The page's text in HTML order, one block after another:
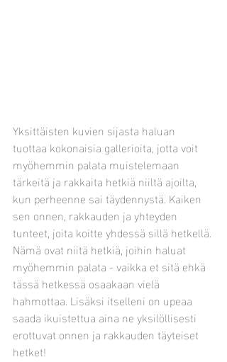
Yksittäisten kuvien sijasta haluan
tuottaa kokonaisia gallerioita, jotta voit
myöhemmin palata muistelemaan
tärkeitä ja rakkaita hetkiä niiltä ajoilta,
kun perheenne sai täydennystä. Kaiken
sen onnen, rakkauden ja yhteyden
tunteet, joita koitte yhdessä sillä hetkellä.
Nämä ovat niitä hetkiä, joihin haluat
myöhemmin palata - vaikka et sitä ehkä
tässä hetkessä osaakaan vielä
hahmottaa. Lisäksi itselleni on upeaa
saada ikuistettua aina ne yksilöllisesti
erottuvat onnen ja rakkauden täyteiset
hetket!